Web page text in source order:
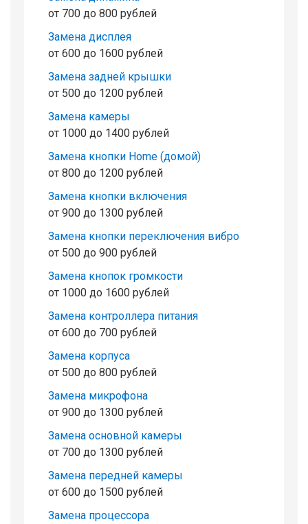
от 700 до 800 рублей
Замена дисплея
от 600 до 1600 рублей
Замена задней крышки
от 500 до 1200 рублей
Замена камеры
от 1000 до 1400 рублей
Замена кнопки Home (домой)
от 800 до 1200 рублей
Замена кнопки включения
от 900 до 1300 рублей
Замена кнопки переключения вибро
от 500 до 900 рублей
Замена кнопок громкости
от 1000 до 1600 рублей
Замена контроллера питания
от 600 до 700 рублей
Замена корпуса
от 500 до 800 рублей
Замена микрофона
от 900 до 1300 рублей
Замена основной камеры
от 700 до 1300 рублей
Замена передней камеры
от 600 до 1500 рублей
Замена процессора